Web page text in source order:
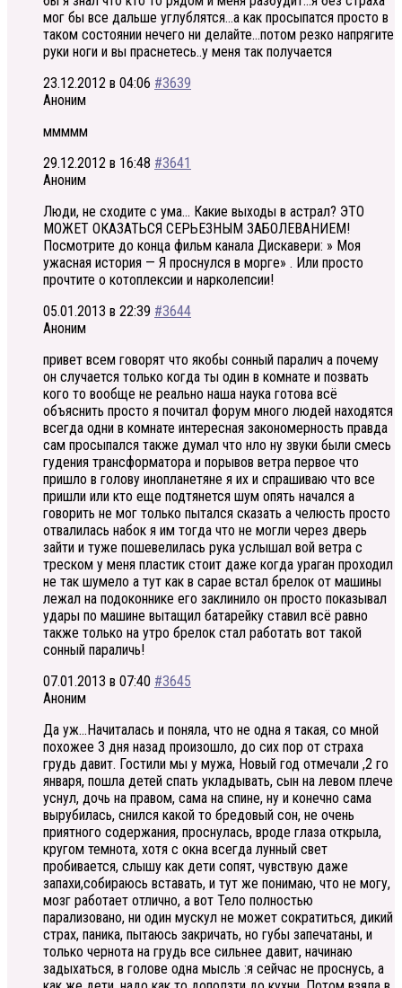
мог бы все дальше углублятся…а как просыпатся просто в
таком состоянии нечего ни делайте…потом резко напрягите
руки ноги и вы праснетесь..у меня так получается
23.12.2012 в 04:06 #3639
Аноним
ммммм
29.12.2012 в 16:48 #3641
Аноним
Люди, не сходите с ума… Какие выходы в астрал? ЭТО
МОЖЕТ ОКАЗАТЬСЯ СЕРЬЕЗНЫМ ЗАБОЛЕВАНИЕМ!
Посмотрите до конца фильм канала Дискавери: » Моя
ужасная история — Я проснулся в морге» . Или просто
прочтите о котоплексии и нарколепсии!
05.01.2013 в 22:39 #3644
Аноним
привет всем говорят что якобы сонный паралич а почему
он случается только когда ты один в комнате и позвать
кого то вообще не реально наша наука готова всё
объяснить просто я почитал форум много людей находятся
всегда одни в комнате интересная закономерность правда
сам просыпался также думал что нло ну звуки были смесь
гудения трансформатора и порывов ветра первое что
пришло в голову инопланетяне я их и спрашиваю что все
пришли или кто еще подтянется шум опять начался а
говорить не мог только пытался сказать а челюсть просто
отвалилась набок я им тогда что не могли через дверь
зайти и туже пошевелилась рука услышал вой ветра с
треском у меня пластик стоит даже когда ураган проходил
не так шумело а тут как в сарае встал брелок от машины
лежал на подоконнике его заклинило он просто показывал
удары по машине вытащил батарейку ставил всё равно
также только на утро брелок стал работать вот такой
сонный параличь!
07.01.2013 в 07:40 #3645
Аноним
Да уж…Начиталась и поняла, что не одна я такая, со мной
похожее 3 дня назад произошло, до сих пор от страха
грудь давит. Гостили мы у мужа, Новый год отмечали ,2 го
января, пошла детей спать укладывать, сын на левом плече
уснул, дочь на правом, сама на спине, ну и конечно сама
вырубилась, снился какой то бредовый сон, не очень
приятного содержания, проснулась, вроде глаза открыла,
кругом темнота, хотя с окна всегда лунный свет
пробивается, слышу как дети сопят, чувствую даже
запахи,собираюсь вставать, и тут же понимаю, что не могу,
мозг работает отлично, а вот Тело полностью
парализовано, ни один мускул не может сократиться, дикий
страх, паника, пытаюсь закричать, но губы запечатаны, и
только чернота на грудь все сильнее давит, начинаю
задыхаться, в голове одна мысль :я сейчас не проснусь, а